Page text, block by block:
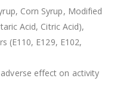
Corn Syrup, Modified
Acid, Citric Acid),
(E110, E129, E102,
effect on activity